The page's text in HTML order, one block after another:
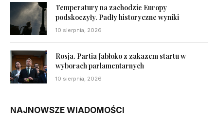
Temperatury na zachodzie Europy
podskoczyły. Padły historyczne wyniki
10 sierpnia, 2026
Rosja. Partia Jabłoko z zakazem startu w
wyborach parlamentarnych
10 sierpnia, 2026
NAJNOWSZE WIADOMOŚCI